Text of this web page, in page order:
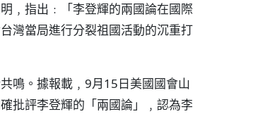
﹐指出﹕「李登輝的兩國論在國際
灣當局進行分裂祖國活動的沉重打
鳴。據報載﹐9月15日美國國會山
批評李登輝的「兩國論」﹐認為李